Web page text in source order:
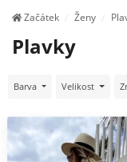
Začátek Ženy
Plavky
Barva Velikost